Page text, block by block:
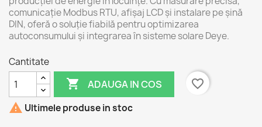
comunicație Modbus RTU, afișaj LCD și instalare pe șină
DIN, oferă o soluție fiabilă pentru optimizarea
autoconsumului și integrarea în sisteme solare Deye.
Cantitate
 ADAUGA IN COS
favorite_border
 Ultimele produse in stoc